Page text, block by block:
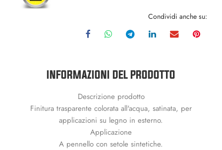
Condividi anche su:
INFORMAZIONI DEL PRODOTTO
Descrizione prodotto
Finitura trasparente colorata all'acqua, satinata, per
applicazioni su legno in esterno.
Applicazione
A pennello con setole sintetiche.